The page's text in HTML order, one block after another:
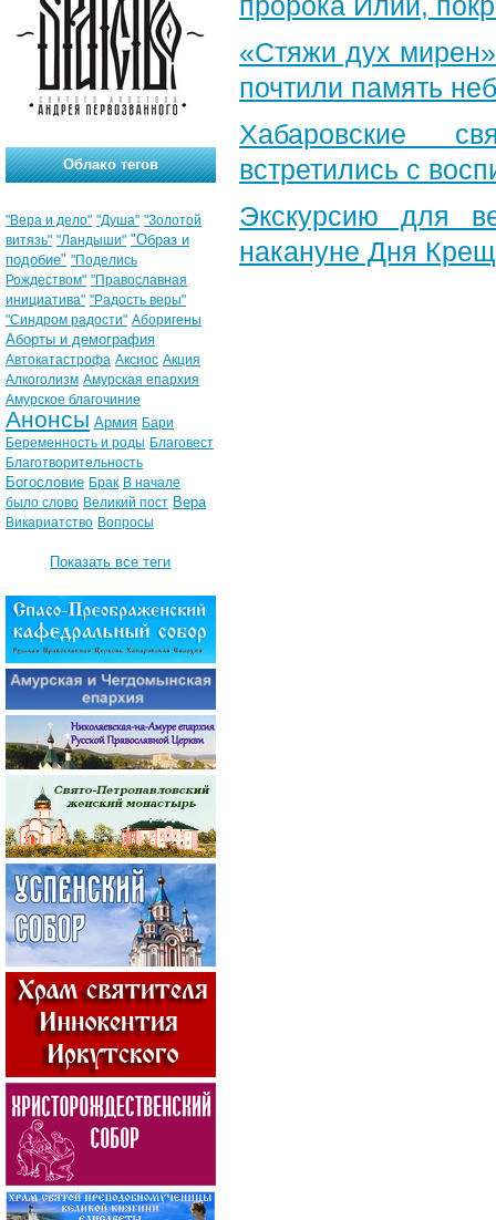
«Стяжи дух
почтили память
Хабаровские
встретились с
Экскурсию для
накануне Дня
Облако тегов
"Вера и дело" "Душа" "Золотой
витязь" "Ландыши" "Образ и
подобие" "Поделись
Рождеством" "Православная
инициатива" "Радость веры"
"Синдром радости" Аборигены
Аборты и демография
Автокатастрофа Аксиос Акция
Алкоголизм Амурская епархия
Амурское благочиние
Анонсы Армия Бари
Беременность и роды Благовест
Благотворительность
Богословие Брак В начале
было слово Великий пост Вера
Викариатство Вопросы
Показать все теги